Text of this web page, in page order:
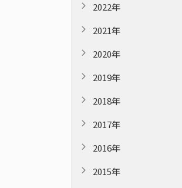
2022年
2021年
2020年
2019年
2018年
2017年
2016年
2015年